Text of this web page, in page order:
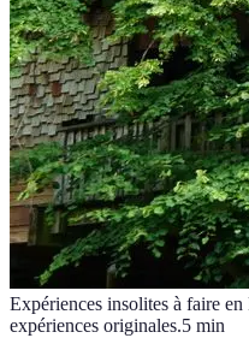
Expériences insolites à faire
expériences originales.5 min